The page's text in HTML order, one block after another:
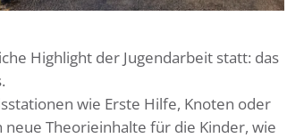
Highlight der Jugendarbeit statt: das
wie Erste Hilfe, Knoten oder
neue Theorieinhalte für die Kinder, wie